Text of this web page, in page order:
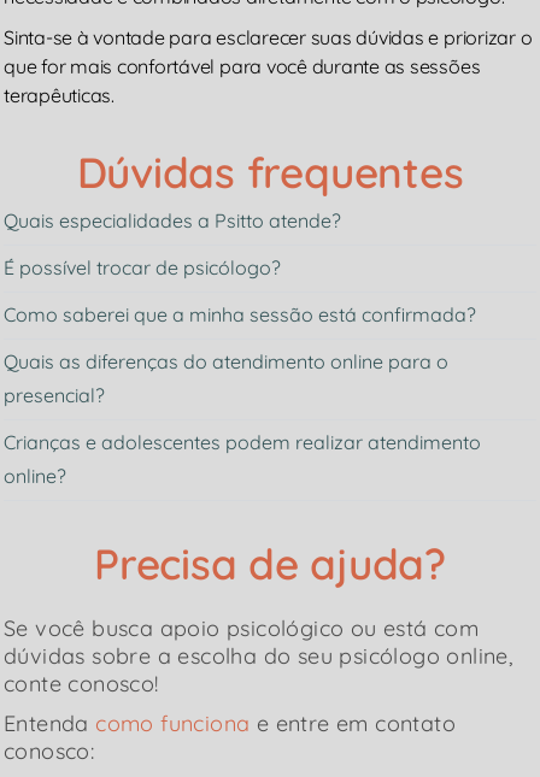
Sinta-se à vontade para esclarecer suas dúvidas e priorizar o
que for mais confortável para você durante as sessões
terapêuticas.
Dúvidas frequentes
Quais especialidades a Psitto atende?
É possível trocar de psicólogo?
Como saberei que a minha sessão está confirmada?
Quais as diferenças do atendimento online para o
presencial?
Crianças e adolescentes podem realizar atendimento
online?
Precisa de ajuda?
Se você busca apoio psicológico ou está com
dúvidas sobre a escolha do seu psicólogo online,
conte conosco!
Entenda como funciona e entre em contato
conosco: